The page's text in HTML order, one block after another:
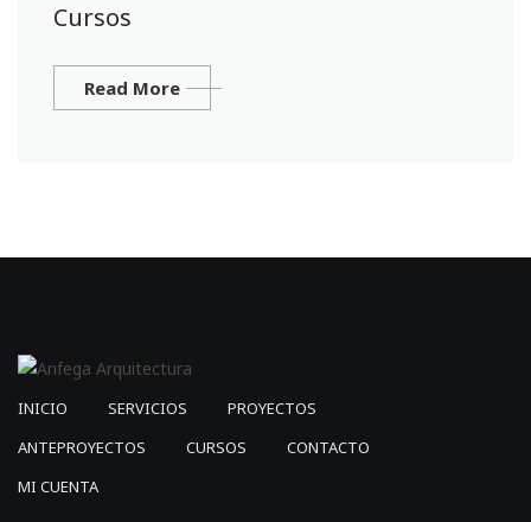
Cursos
Read More
INICIO SERVICIOS
PROYECTOS
ANTEPROYECTOS
CURSOS
CONTACTO
MI CUENTA